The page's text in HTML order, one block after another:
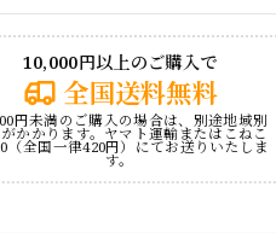
10,000円以上のご購入で
全国送料無料
円未満のご購入の場合は、別途地域別
かかります。ヤマト運輸またはこねこ
（全国一律420円）にてお送りいたしま
す。